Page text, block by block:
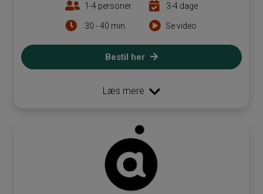
1-4 personer
30 - 40 min.
3-4 dage
Se video
Bestil her
Læs mere